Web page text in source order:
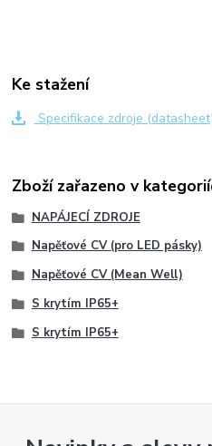
Ke stažení
Specifikace zdroje
Zboží zařazeno v
NAPÁJECÍ ZDROJE
Napěťové CV (pro LED pásky)
Napěťové CV (Mean Well)
S krytím IP65+
S krytím IP65+